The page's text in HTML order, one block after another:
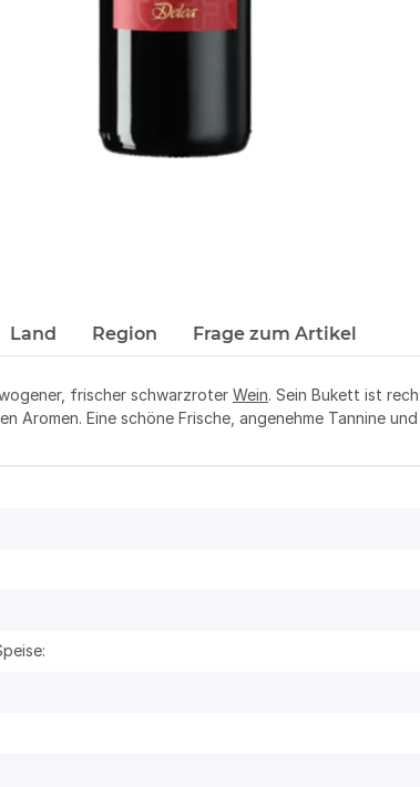
Land Region Frage zum Artikel
frischer schwarzroter Wein. Sein Bukett ist
Aromen. Eine schöne Frische, angenehme Tannine